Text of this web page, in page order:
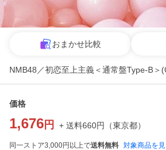
おまかせ比較
NMB48／初恋至上主義＜通常盤Type-B＞
価格
1,676 円 + 送料660円 （東京都）
同一ストア3,000円以上で送料無料 対象商品を